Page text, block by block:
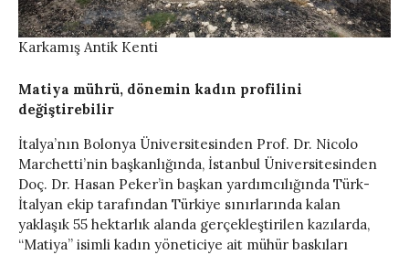
Karkamış Antik Kenti
Matiya mührü, dönemin kadın profilini
değiştirebilir
İtalya’nın Bolonya Üniversitesinden Prof. Dr. Nicolo
Marchetti’nin başkanlığında, İstanbul Üniversitesinden
Doç. Dr. Hasan Peker’in başkan yardımcılığında Türk-
İtalyan ekip tarafından Türkiye sınırlarında kalan
yaklaşık 55 hektarlık alanda gerçekleştirilen kazılarda,
“Matiya” isimli kadın yöneticiye ait mühür baskıları